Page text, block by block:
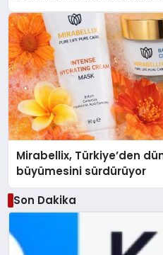
Mirabellix, Türkiye’den
büyümesini sürdürüyor
Son Dakika